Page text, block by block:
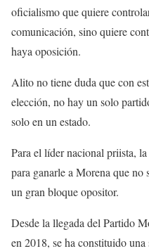
oficialismo que quiere
comunicación, sino quiere
haya oposición.
Alito no tiene duda que con
elección, no hay un solo
solo en un estado.
Para el líder nacional priista,
para ganarle a Morena que no
un gran bloque opositor.
Desde la llegada del Partido
en 2018, se ha constituido